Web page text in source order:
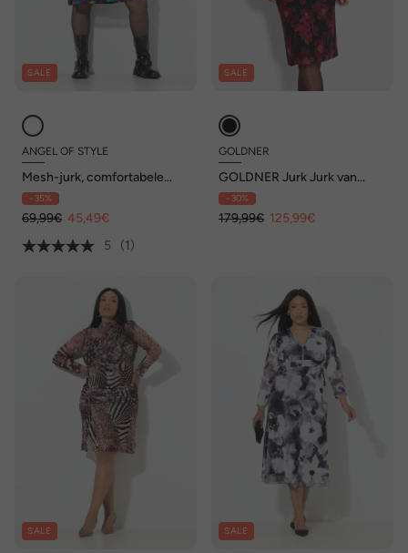
SALE
ANGEL OF STYLE
Mesh-jurk, comfortabele
pasvorm, sterren
- 35%
69,99€ 45,49€
5
(1)
SALE
GOLDNER
GOLDNER Jurk Jurk van
zacht mesh
- 30%
179,99€ 125,99€
SALE SALE